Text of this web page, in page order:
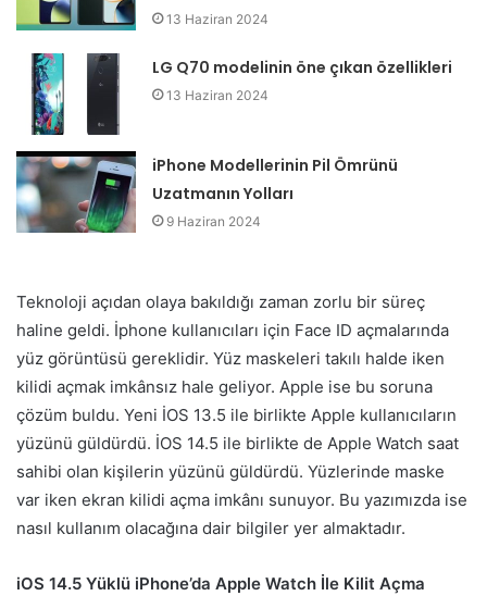
13 Haziran 2024
LG Q70 modelinin öne çıkan özellikleri
13 Haziran 2024
iPhone Modellerinin Pil Ömrünü
Uzatmanın Yolları
9 Haziran 2024
Teknoloji açıdan olaya bakıldığı zaman zorlu bir süreç
haline geldi. İphone kullanıcıları için Face ID açmalarında
yüz görüntüsü gereklidir. Yüz maskeleri takılı halde iken
kilidi açmak imkânsız hale geliyor. Apple ise bu soruna
çözüm buldu. Yeni İOS 13.5 ile birlikte Apple kullanıcıların
yüzünü güldürdü. İOS 14.5 ile birlikte de Apple Watch saat
sahibi olan kişilerin yüzünü güldürdü. Yüzlerinde maske
var iken ekran kilidi açma imkânı sunuyor. Bu yazımızda ise
nasıl kullanım olacağına dair bilgiler yer almaktadır.
iOS 14.5 Yüklü iPhone’da Apple Watch İle Kilit Açma